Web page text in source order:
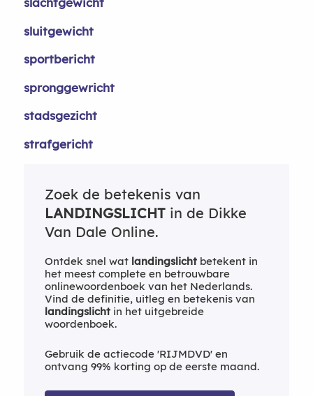
sluitgewicht
sportbericht
spronggewricht
stadsgezicht
strafgericht
Zoek de betekenis van
LANDINGSLICHTin de Dikke
Van Dale Online.
Ontdek snel wat landingslichtbetekent in
het meest complete en betrouwbare
onlinewoordenboek van het Nederlands.
Vind de definitie, uitleg en betekenis van
landingslichtin het uitgebreide
woordenboek.
Gebruik de actiecode 'RIJMDVD' en
ontvang 99% korting op de eerste maand.